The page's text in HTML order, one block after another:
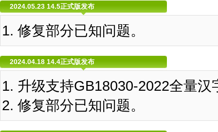
2024.05.23 14.5正式版发布
修复部分已知问题。
2024.04.18 14.4正式版发布
升级支持GB18030-2022全量汉
修复部分已知问题。